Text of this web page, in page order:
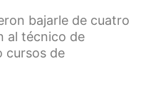
bajarle de cuatro
al técnico de
cursos de